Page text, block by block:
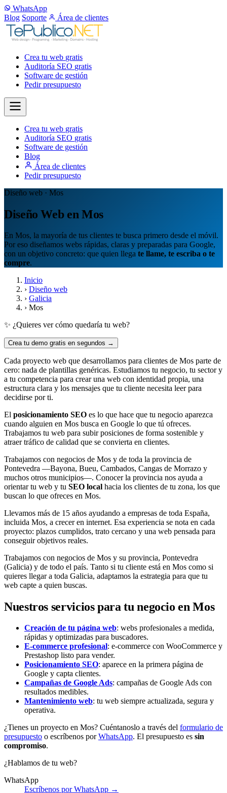
WhatsApp
Blog Soporte Área de clientes
Crea tu web gratis
Auditoría SEO gratis
Software de gestión
Pedir presupuesto
Crea tu web gratis
Auditoría SEO gratis
Software de gestión
Blog
Área de clientes
Pedir presupuesto
Diseño web · Mos
Diseño Web en Mos
En Mos, la mayoría de tus clientes te busca primero desde el móvil.
Por eso diseñamos webs rápidas, claras y preparadas para Google,
con un objetivo concreto: que quien llega te llame, te escriba o te
compre.
Inicio
› Diseño web
› Galicia
› Mos
✨ ¿Quieres ver cómo quedaría tu web?
Crea tu demo gratis en segundos →
Cada proyecto web que desarrollamos para clientes de Mos parte de
cero: nada de plantillas genéricas. Estudiamos tu negocio, tu sector y
a tu competencia para crear una web con identidad propia, una
estructura clara y los mensajes que tu cliente necesita leer para
decidirse por ti.
El posicionamiento SEO es lo que hace que tu negocio aparezca
cuando alguien en Mos busca en Google lo que tú ofreces.
Trabajamos tu web para subir posiciones de forma sostenible y
atraer tráfico de calidad que se convierta en clientes.
Trabajamos con negocios de Mos y de toda la provincia de
Pontevedra —Bayona, Bueu, Cambados, Cangas de Morrazo y
muchos otros municipios—. Conocer la provincia nos ayuda a
orientar tu web y tu SEO local hacia los clientes de tu zona, los que
buscan lo que ofreces en Mos.
Llevamos más de 15 años ayudando a empresas de toda España,
incluida Mos, a crecer en internet. Esa experiencia se nota en cada
proyecto: plazos cumplidos, trato cercano y una web pensada para
conseguir objetivos reales.
Trabajamos con negocios de Mos y su provincia, Pontevedra
(Galicia) y de todo el país. Tanto si tu cliente está en Mos como si
quieres llegar a toda Galicia, adaptamos la estrategia para que tu
web capte a quien buscas.
Nuestros servicios para tu negocio en Mos
Creación de tu página web: webs profesionales a medida,
rápidas y optimizadas para buscadores.
E-commerce profesional: e-commerce con WooCommerce y
Prestashop listo para vender.
Posicionamiento SEO: aparece en la primera página de
Google y capta clientes.
Campañas de Google Ads: campañas de Google Ads con
resultados medibles.
Mantenimiento web: tu web siempre actualizada, segura y
operativa.
¿Tienes un proyecto en Mos? Cuéntanoslo a través del formulario de
presupuesto o escríbenos porWhatsApp. El presupuesto es sin
compromiso.
¿Hablamos de tu web?
WhatsApp
Escríbenos por WhatsApp →